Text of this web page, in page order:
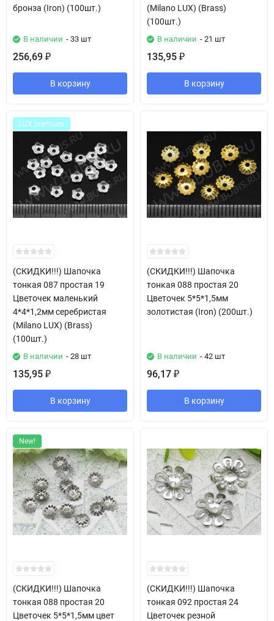
бронза (Iron) (100шт.)
В наличии - 33 шт
256,69 ₽
В корзину
(Milano LUX) (Brass)
(100шт.)
В наличии - 21 шт
135,95 ₽
В корзину
LUX premium
(СКИДКИ!!!) Шапочка
тонкая 087 простая 19
Цветочек маленький
4*4*1,2мм серебристая
(Milano LUX) (Brass)
(100шт.)
В наличии - 28 шт
135,95 ₽
В корзину
(СКИДКИ!!!) Шапочка
тонкая 088 простая 20
Цветочек 5*5*1,5мм
золотистая (Iron) (200шт.)
В наличии - 42 шт
96,17 ₽
В корзину
New!
(СКИДКИ!!!) Шапочка
тонкая 088 простая 20
Цветочек 5*5*1,5мм цвет
(СКИДКИ!!!) Шапочка
тонкая 092 простая 24
Цветочек резной